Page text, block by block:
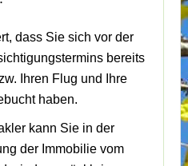
dass Sie sich vor der
bereits
Ihren Flug und Ihre
haben.
kann Sie in der
der Immobilie vom